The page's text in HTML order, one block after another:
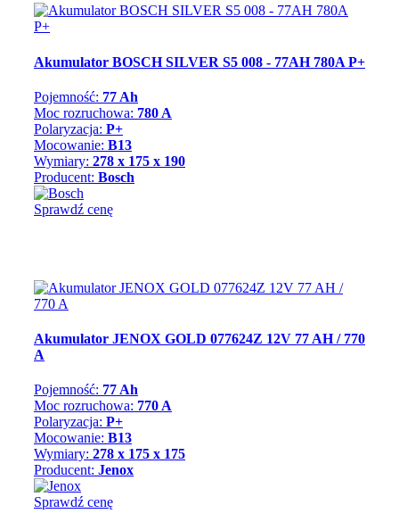
Akumulator BOSCH SILVER S5 008 - 77AH 780A P+
Pojemność: 77 Ah
Moc rozruchowa: 780 A
Polaryzacja: P+
Mocowanie: B13
Wymiary: 278 x 175 x 190
Producent: Bosch
Sprawdź cenę
Akumulator JENOX GOLD 077624Z 12V 77 AH / 770
A
Pojemność: 77 Ah
Moc rozruchowa: 770 A
Polaryzacja: P+
Mocowanie: B13
Wymiary: 278 x 175 x 175
Producent: Jenox
Sprawdź cenę